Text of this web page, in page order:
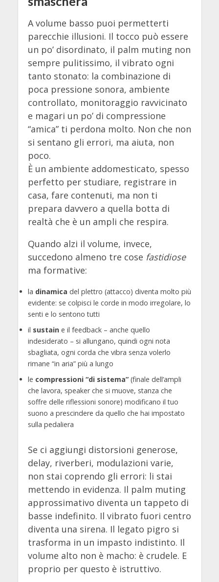
A volume basso puoi permetterti
parecchie illusioni. Il tocco può essere
un po’ disordinato, il palm muting non
sempre pulitissimo, il vibrato ogni
tanto stonato: la combinazione di
poca pressione sonora, ambiente
controllato, monitoraggio ravvicinato
e magari un po’ di compressione
“amica” ti perdona molto. Non che non
si sentano gli errori, ma aiuta, non
poco.
È un ambiente addomesticato, spesso
perfetto per studiare, registrare in
casa, fare contenuti, ma non ti
prepara davvero a quella botta di
realtà che è un ampli che respira.
Quando alzi il volume, invece,
succedono almeno tre cose fastidiose
ma formative:
la dinamica del plettro (attacco) diventa molto più
evidente: se colpisci le corde in modo irregolare, lo
senti e lo sentono tutti
il sustaine il feedback – anche quello
indesiderato – si allungano, quindi ogni nota
sbagliata, ogni corda che vibra senza volerlo
rimane “in aria” più a lungo
le compressioni “di sistema”(finale dell’ampli
che lavora, speaker che si muove, stanza che
soffre delle riflessioni sonore) modificano il tuo
suono a prescindere da quello che hai impostato
sulla pedaliera
Se ci aggiungi distorsioni generose,
delay, riverberi, modulazioni varie,
non stai coprendo gli errori: li stai
mettendo in evidenza. Il palm muting
approssimativo diventa un tappeto di
basse indefinito. Il vibrato fuori centro
diventa una sirena. Il legato pigro si
trasforma in un impasto indistinto. Il
volume alto non è macho: è crudele. E
proprio per questo è istruttivo.